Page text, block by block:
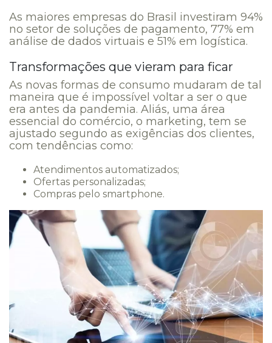
As maiores empresas do Brasil investiram 94%
no setor de soluções de pagamento, 77% em
análise de dados virtuais e 51% em logística.
Transformações que vieram para ficar
As novas formas de consumo mudaram de tal
maneira que é impossível voltar a ser o que
era antes da pandemia. Aliás, uma área
essencial do comércio, o marketing, tem se
ajustado segundo as exigências dos clientes,
com tendências como:
Atendimentos automatizados;
Ofertas personalizadas;
Compras pelo smartphone.